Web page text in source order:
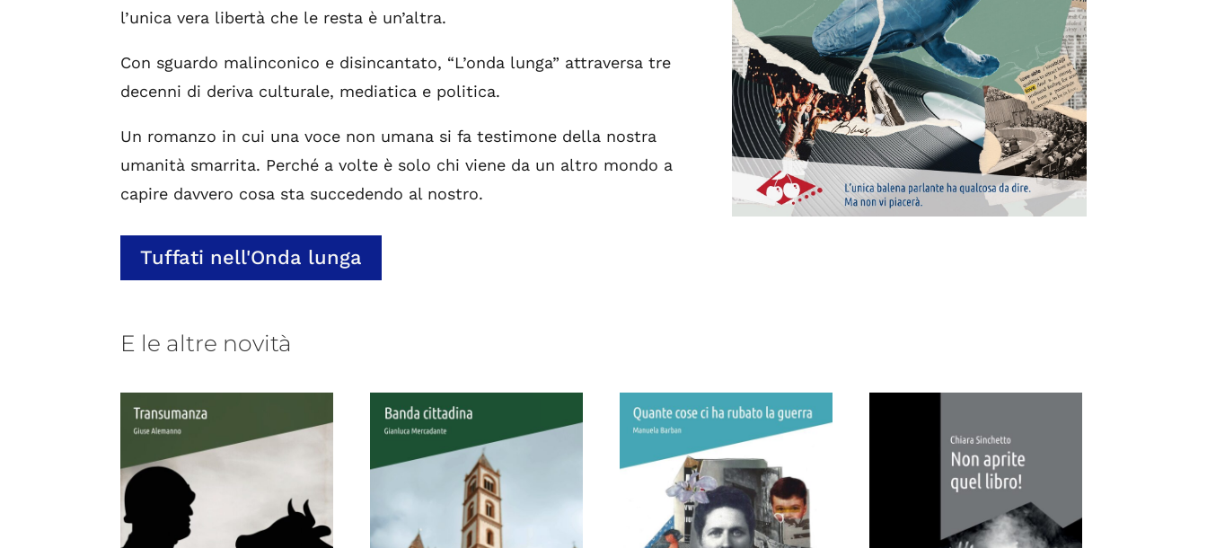
l’unica vera libertà che le resta è un’altra.
Con sguardo malinconico e disincantato, “L’onda lunga” attraversa tre
decenni di deriva culturale, mediatica e politica.
Un romanzo in cui una voce non umana si fa testimone della nostra
umanità smarrita. Perché a volte è solo chi viene da un altro mondo a
capire davvero cosa sta succedendo al nostro.
Tuffati nell'Onda lunga
E le altre novità